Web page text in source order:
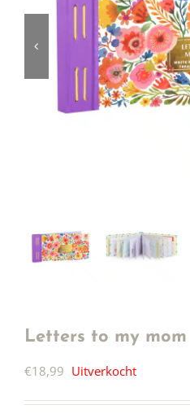
Letters to my mom
€18,99 Uitverkocht